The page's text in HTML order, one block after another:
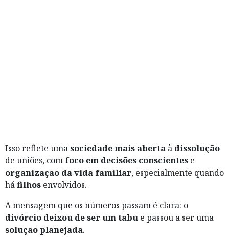
Isso reflete umasociedademais aberta à dissolução
de uniões, com foco em decisões conscientes e
organização da vida familiar, especialmente quando
háfilhos envolvidos.
A mensagem que os números passam é clara: o
divórcio deixou de ser um tabu e passou a ser uma
solução planejada.